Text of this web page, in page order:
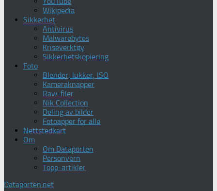
Wikipedia
Sikkerhet
Antivirus
Malwarebytes
Kriseverktøy
Sikkerhetskopiering
Foto
Blender, lukker, ISO
Kameraknapper
Raw-filer
Nik Collection
Deling av bilder
Fotoapper for alle
Nettstedkart
Om
Om Dataporten
Personvern
Topp-artikler
Dataporten.net